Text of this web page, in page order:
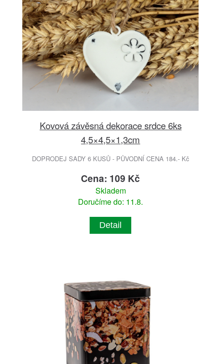
Kovová závěsná dekorace srdce 6ks
4,5×4,5×1,3cm
DOPRODEJ SADY 6 KUSŮ - PŮVODNÍ CENA 184.- Kč
Cena: 109 Kč
Skladem
Doručíme do: 11.8.
Detail